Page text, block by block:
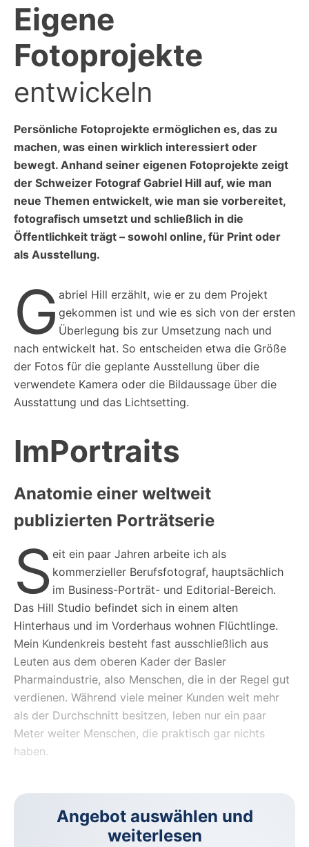
Eigene
Fotoprojekte
entwickeln
Persönliche Fotoprojekte ermöglichen es, das zu
machen, was einen wirklich interessiert oder
bewegt. Anhand seiner eigenen Fotoprojekte zeigt
der Schweizer Fotograf Gabriel Hill auf, wie man
neue Themen entwickelt, wie man sie vorbereitet,
fotografisch umsetzt und schließlich in die
Öffentlichkeit trägt – sowohl online, für Print oder
als Ausstellung.
G abriel Hill erzählt, wie er zu dem Projekt
gekommen ist und wie es sich von der ersten
Überlegung bis zur Umsetzung nach und
nach entwickelt hat. So entscheiden etwa die Größe
der Fotos für die geplante Ausstellung über die
verwendete Kamera oder die Bildaussage über die
Ausstattung und das Lichtsetting.
ImPortraits
Anatomie einer weltweit
publizierten Porträtserie
S eit ein paar Jahren arbeite ich als
kommerzieller Berufsfotograf, hauptsächlich
im Business-Porträt- und Editorial-Bereich.
Das Hill Studio befindet sich in einem alten
Hinterhaus und im Vorderhaus wohnen Flüchtlinge.
Mein Kundenkreis besteht fast ausschließlich aus
Leuten aus dem oberen Kader der Basler
Pharmaindustrie, also Menschen, die in der Regel gut
verdienen. Während viele meiner Kunden weit mehr
als der Durchschnitt besitzen, leben nur ein paar
Meter weiter Menschen, die praktisch gar nichts
haben.
Angebot auswählen und
weiterlesen